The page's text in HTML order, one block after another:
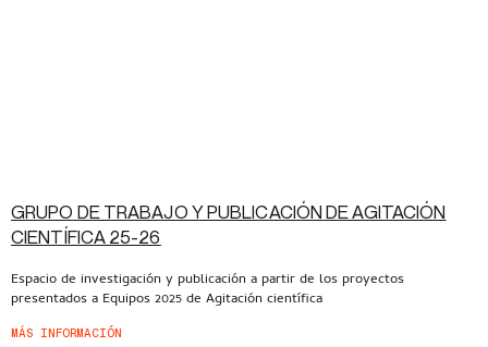
GRUPO DE TRABAJO Y PUBLICACIÓN DE AGITACIÓN
CIENTÍFICA 25-26
Espacio de investigación y publicación a partir de los proyectos
presentados a Equipos 2025 de Agitación científica
MÁS INFORMACIÓN